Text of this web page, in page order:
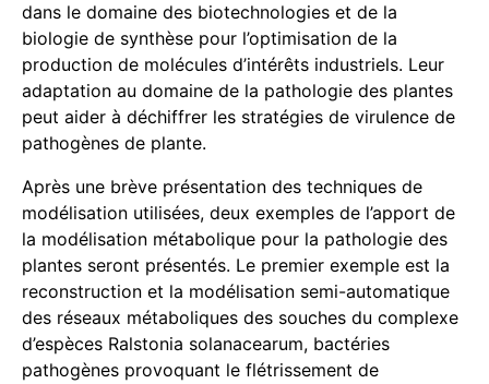
dans le domaine des biotechnologies et de la
biologie de synthèse pour l’optimisation de la
production de molécules d’intérêts industriels. Leur
adaptation au domaine de la pathologie des plantes
peut aider à déchiffrer les stratégies de virulence de
pathogènes de plante.
Après une brève présentation des techniques de
modélisation utilisées, deux exemples de l’apport de
la modélisation métabolique pour la pathologie des
plantes seront présentés. Le premier exemple est la
reconstruction et la modélisation semi-automatique
des réseaux métaboliques des souches du complexe
d’espèces Ralstonia solanacearum, bactéries
pathogènes provoquant le flétrissement de